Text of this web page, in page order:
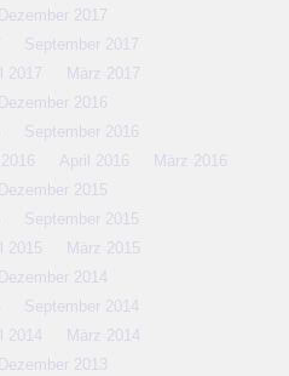
Dezember 2017
September 2017
2017
März 2017
Dezember 2016
September 2016
April 2016
März 2016
Dezember 2015
September 2015
2015
März 2015
Dezember 2014
September 2014
2014
März 2014
Dezember 2013